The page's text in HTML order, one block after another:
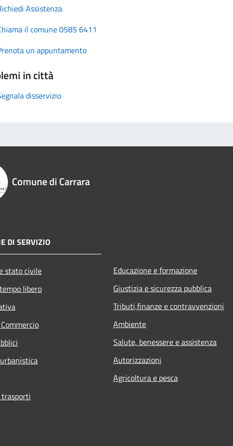
Assistenza
il comune 0585 6411
un appuntamento
in città
disservizio
Comune di Carrara
DI SERVIZIO
stato civile
libero
Educazione e formazione
Giustizia e sicurezza pubblica
Tributi,finanze e contravvenzioni
Ambiente
Salute, benessere e assistenza
Autorizzazioni
Agricoltura e pesca